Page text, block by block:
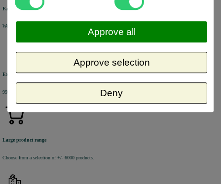
Fast delivery
We will ship your order within 1 or 2 working days by DHL Parcel or DHL FOR YOU.
Excellent review score
99% of the customers would recommend us.
Large product range
Choose from a selection of +/- 6000 products.
Deny
Approve selection
Approve all